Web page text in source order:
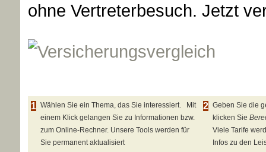
ohne Vertreterbesuch. Jetzt
1 Wählen Sie ein Thema, das Sie interessiert. Mit
einem Klick gelangen Sie zu Informationen bzw.
zum Online-Rechner. Unsere Tools werden für
Sie permanent aktualisiert
2 Geben Sie die
klicken Sie
Viele Tarife
Infos zu den